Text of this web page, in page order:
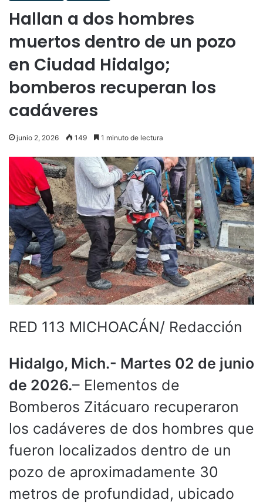
Hallan a dos hombres
muertos dentro de un pozo
en Ciudad Hidalgo;
bomberos recuperan los
cadáveres
junio 2, 2026 149 1 minuto de lectura
RED 113 MICHOACÁN/ Redacción
Hidalgo, Mich.- Martes 02 de junio
de 2026.– Elementos de
Bomberos Zitácuaro recuperaron
los cadáveres de dos hombres que
fueron localizados dentro de un
pozo de aproximadamente 30
metros de profundidad, ubicado